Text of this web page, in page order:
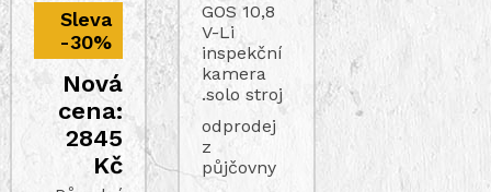
Sleva
-30%
Nová
cena:
2845
Kč
GOS 10,8
V-Li
inspekční
kamera
.solo stroj
odprodej
z
půjčovny